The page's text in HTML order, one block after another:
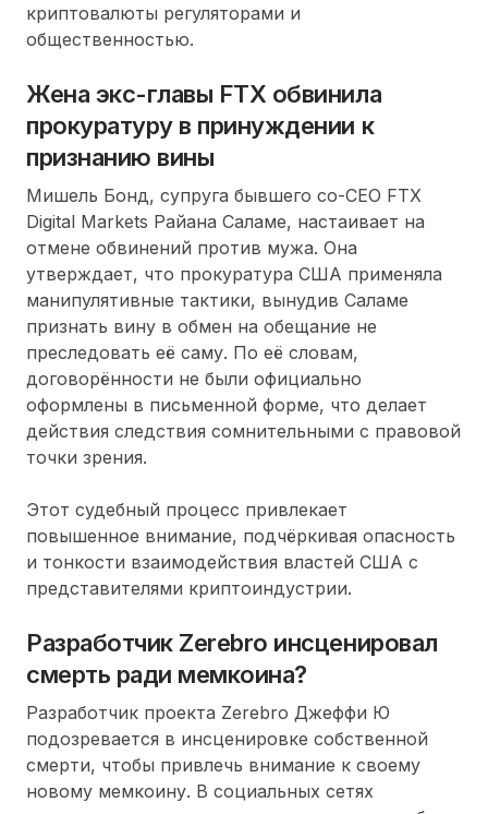
криптовалюты регуляторами и
общественностью.
Жена экс-главы FTX обвинила
прокуратуру в принуждении к
признанию вины
Мишель Бонд, супруга бывшего co-CEO FTX
Digital Markets Райана Саламе, настаивает на
отмене обвинений против мужа. Она
утверждает, что прокуратура США применяла
манипулятивные тактики, вынудив Саламе
признать вину в обмен на обещание не
преследовать её саму. По её словам,
договорённости не были официально
оформлены в письменной форме, что делает
действия следствия сомнительными с правовой
точки зрения.
Этот судебный процесс привлекает
повышенное внимание, подчёркивая опасность
и тонкости взаимодействия властей США с
представителями криптоиндустрии.
Разработчик Zerebro инсценировал
смерть ради мемкоина?
Разработчик проекта Zerebro Джеффи Ю
подозревается в инсценировке собственной
смерти, чтобы привлечь внимание к своему
новому мемкоину. В социальных сетях